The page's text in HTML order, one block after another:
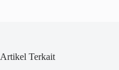
Artikel Terkait